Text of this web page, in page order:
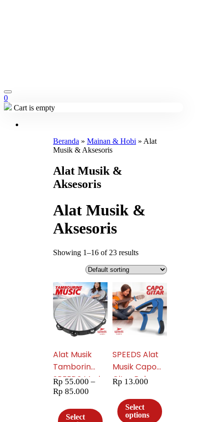
0
Cart is empty
Beranda » Mainan & Hobi » Alat
Musik & Aksesoris
Alat Musik &
Aksesoris
Alat Musik &
Aksesoris
Showing 1–16 of 23 results
Alat Musik
Tamborin
SPEEDS Music
Tambourine
Kecringan
Rp 55.000 –
Rp 85.000
Select
SPEEDS Alat
Musik Capo
Gitar Bahan
Alloy Untuk
Gitar / Bass /
Rp 13.000
Select
options